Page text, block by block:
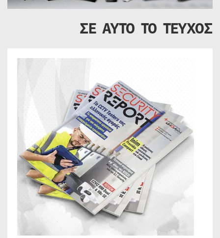
ΣΕ ΑΥΤΟ ΤΟ ΤΕΥΧΟΣ